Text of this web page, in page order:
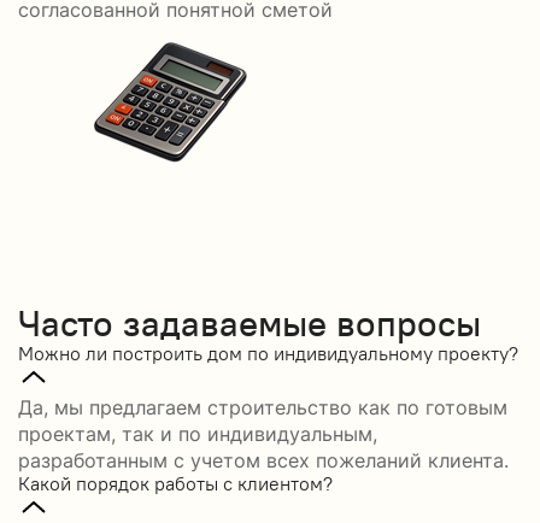
согласованной понятной сметой
Часто задаваемые вопросы
Можно ли построить дом по индивидуальному проекту?
Да, мы предлагаем строительство как по готовым
проектам, так и по индивидуальным,
разработанным с учетом всех пожеланий клиента.
Какой порядок работы с клиентом?